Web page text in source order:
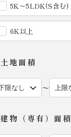
5K〜5LDK(S含む)
6K以上
土地面積
〜
建物（専有）面積